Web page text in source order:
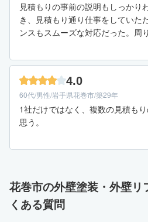
見積もりの事前の説明もしっかり
き、見積もり通り仕事をしていた
ンスもスムーズな対応だった。周
り、職人さんたちも丁寧に施工
4.0
60代/男性/岩手県花巻市/築29年
1社だけではなく、複数の見積も
思う。
花巻市の外壁塗装・外壁リ
くある質問